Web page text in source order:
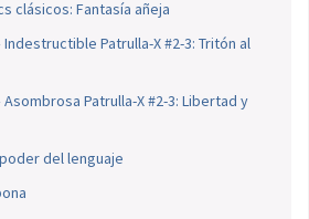
clásicos: Fantasía añeja
Patrulla-X #2-3: Tritón al
Patrulla-X #2-3: Libertad y
del lenguaje